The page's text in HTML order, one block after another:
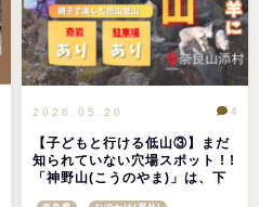
2026.05.20
【子どもと行ける低山③】まだ
知られていない穴場スポット ! !
「神野山(こうのやま)」は、下
4